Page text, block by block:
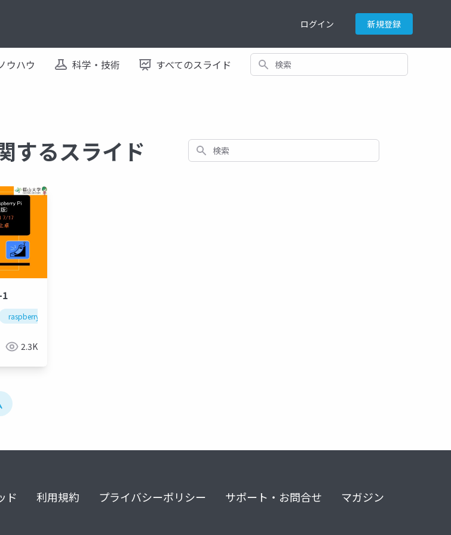
ログイン 新規登録
ウハウ 科学・技術 すべてのスライド 検索
するスライド 検索
raspberry pi
2.3K
ド 利用規約 プライバシーポリシー サポート・お問合せ マガジン